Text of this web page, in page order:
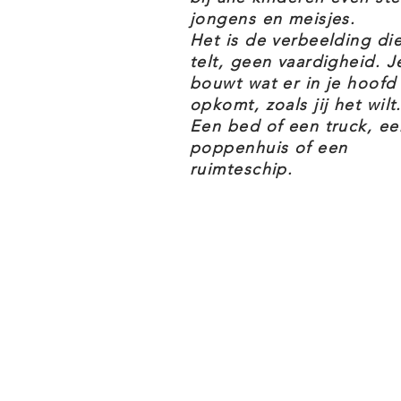
Inclusief 5 minifiguren: Pao,
Death Troopers, plus een K-2SO.
Wapens: 2 blasters voor de
Bodhi's blaster-pistool en
Accessoires: speciale gevechts-
Speel fantastische scènes na
jongens en meisjes.
Het is de verbeelding
telt, geen vaardigheid.
bouwt wat er in je hoofd
opkomt, zoals jij het
Een bed of een truck,
poppenhuis of een
ruimteschip.